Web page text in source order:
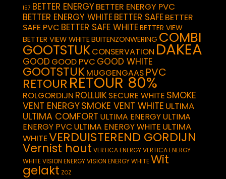
157 BETTER ENERGYBETTER ENERGY PVC
BETTER ENERGY WHITEBETTER SAFEBETTER
SAFE PVC BETTER SAFE WHITEBETTER VIEW
BETTER VIEW WHITEBUITENZONWERING COMBI
GOOTSTUKCONSERVATION DAKEA
GOOD GOOD PVC GOOD WHITE
GOOTSTUKMUGGENGAAS PVC
RETOUR RETOUR 80%
ROLGORDIJN ROLLUIKSECURE WHITE SMOKE
VENT ENERGYSMOKE VENT WHITE ULTIMA
ULTIMA COMFORT ULTIMA ENERGYULTIMA
ENERGY PVC ULTIMA ENERGY WHITE ULTIMA
WHITEVERDUISTEREND GORDIJN
Vernist hout VERTICA ENERGYVERTICA ENERGY
WHITEVISION ENERGYVISION ENERGY WHITEWit
gelakt ZOZ